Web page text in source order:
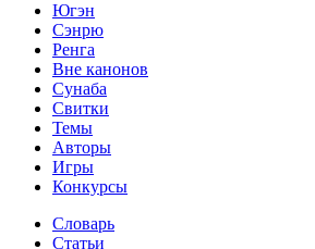
Югэн
Сэнрю
Ренга
Вне канонов
Сунаба
Свитки
Темы
Авторы
Игры
Конкурсы
Словарь
Статьи